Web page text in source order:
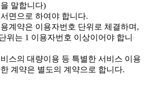
말합니다)
면으로 하여야 합니다.
계약은 이용자번호 단위로 체결하며,
위는 1 이용자번호 이상이어야 합니
스의 대량이용 등 특별한 서비스 이용
계약은 별도의 계약으로 합니다.